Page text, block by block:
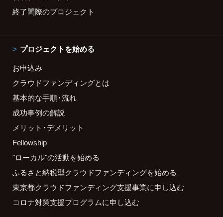
終了間際のプロジェクト
プロジェクトを始める
お申込み
クラウドファンディングとは
基本的な手順・流れ
成功事例の解説
メリット・デメリット
Fellowship
"ローカル"の活動を始める
ふるさと納税型クラウドファンディングを始める
東京都クラウドファンディング支援事業に申し込む
コロナ対策支援プログラムに申し込む